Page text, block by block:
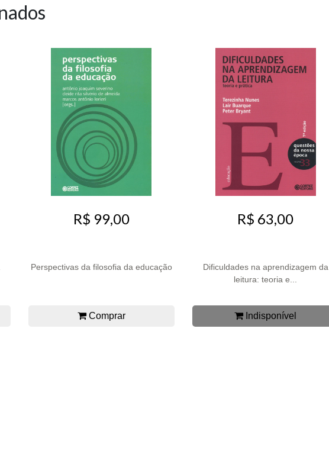
R$ 99,00
Perspectivas da filosofia da educação
Comprar
R$ 63,00
Dificuldades na aprendizagem da
leitura: teoria e...
Indisponível